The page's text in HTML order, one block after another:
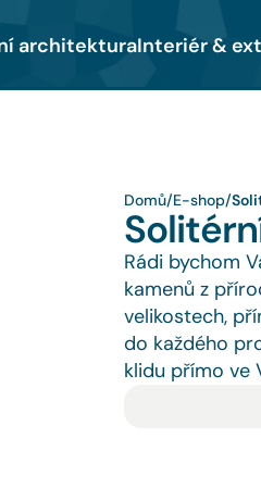
architekturaInteriér &
Domů/E-shop/
Rádi bychom
kamenů z
velikostech,
do každého
klidu přímo ve